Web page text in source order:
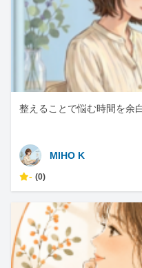
整えることで悩む時間を余
MIHO K
- (0)